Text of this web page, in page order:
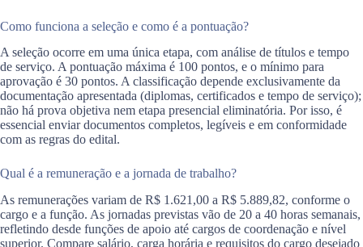
Como funciona a seleção e como é a pontuação?
A seleção ocorre em uma única etapa, com análise de títulos e tempo
de serviço. A pontuação máxima é 100 pontos, e o mínimo para
aprovação é 30 pontos. A classificação depende exclusivamente da
documentação apresentada (diplomas, certificados e tempo de serviço);
não há prova objetiva nem etapa presencial eliminatória. Por isso, é
essencial enviar documentos completos, legíveis e em conformidade
com as regras do edital.
Qual é a remuneração e a jornada de trabalho?
As remunerações variam de R$ 1.621,00 a R$ 5.889,82, conforme o
cargo e a função. As jornadas previstas vão de 20 a 40 horas semanais,
refletindo desde funções de apoio até cargos de coordenação e nível
superior. Compare salário, carga horária e requisitos do cargo desejado